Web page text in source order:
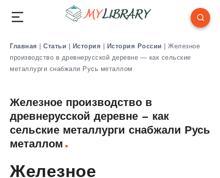
Главная | Статьи | История | История России | Железное
производство в древнерусской деревне — как сельские
металлурги снабжали Русь металлом
Железное производство в
древнерусской деревне — как
сельские металлурги снабжали Русь
металлом
Железное